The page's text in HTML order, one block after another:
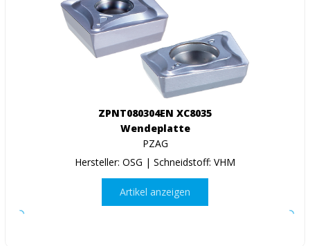
ZPNT080304EN XC8035
Wendeplatte
PZAG
Hersteller: OSG | Schneidstoff: VHM
Artikel anzeigen